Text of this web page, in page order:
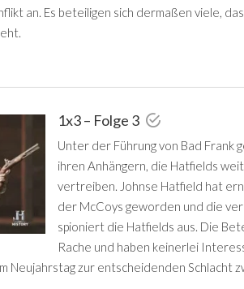
an. Es beteiligen sich dermaßen viele,
1x3 – Folge 3
Unter der Führung von Bad Frank
ihren Anhängern, die Hatfields
vertreiben. Johnse Hatfield hat
der McCoys geworden und die
spioniert die Hatfields aus. Die
Rache und haben keinerlei
Neujahrstag zur entscheidenden Schlacht